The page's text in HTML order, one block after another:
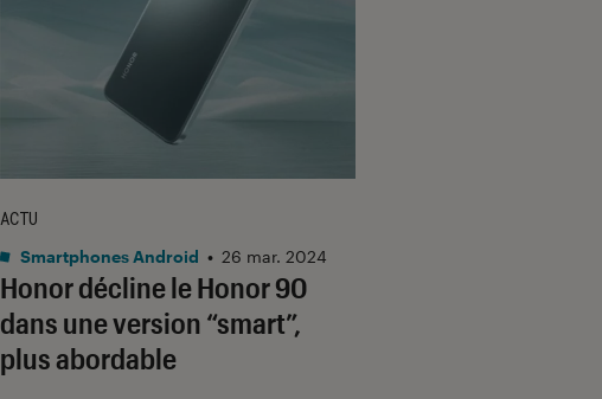
Honor décline le Honor 90
dans une version “smart”,
plus abordable
ACTU
Smartphones Android • 26 mar. 2024